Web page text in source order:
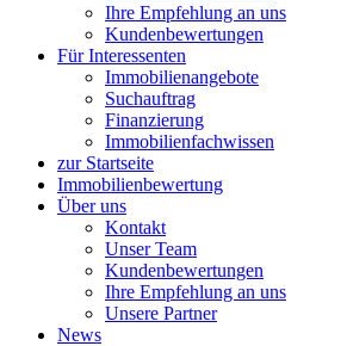
Ihre Empfehlung an uns
Kundenbewertungen
Für Interessenten
Immobilienangebote
Suchauftrag
Finanzierung
Immobilienfachwissen
zur Startseite
Immobilienbewertung
Über uns
Kontakt
Unser Team
Kundenbewertungen
Ihre Empfehlung an uns
Unsere Partner
News